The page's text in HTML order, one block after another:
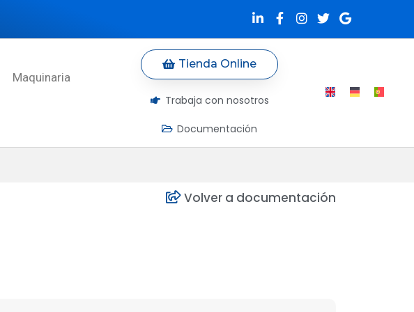
Maquinaria
Tienda Online
Trabaja con nosotros
Documentación
Volver a documentación